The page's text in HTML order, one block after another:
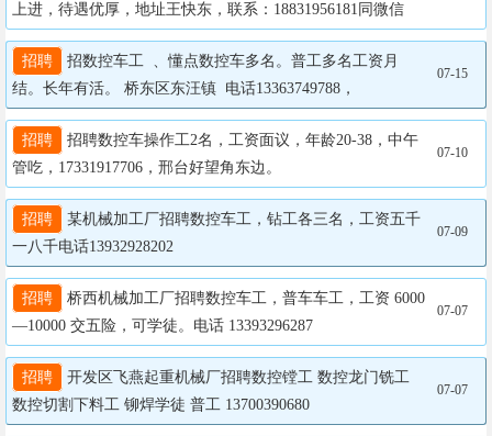
上进，待遇优厚，地址王快东，联系：18831956181同微信
招聘
招数控车工  、懂点数控车多名。普工多名工资月
结。长年有活。 桥东区东汪镇  电话13363749788，
07-15
招聘
招聘数控车操作工2名，工资面议，年龄20-38，中午
管吃，17331917706，邢台好望角东边。
07-10
招聘
某机械加工厂招聘数控车工，钻工各三名，工资五千
一八千电话13932928202
07-09
招聘
桥西机械加工厂招聘数控车工，普车车工，工资 6000
—10000 交五险，可学徒。电话 13393296287
07-07
招聘
开发区飞燕起重机械厂招聘数控镗工 数控龙门铣工
数控切割下料工 铆焊学徒 普工 13700390680
07-07